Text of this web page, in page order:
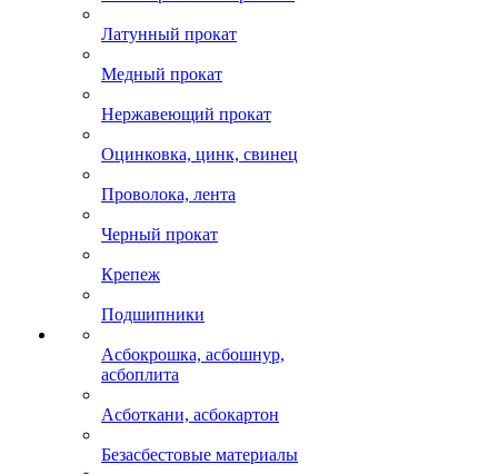
Латунный прокат
Медный прокат
Нержавеющий прокат
Оцинковка, цинк, свинец
Проволока, лента
Черный прокат
Крепеж
Подшипники
Асбокрошка, асбошнур,
асбоплита
Асботкани, асбокартон
Безасбестовые материалы